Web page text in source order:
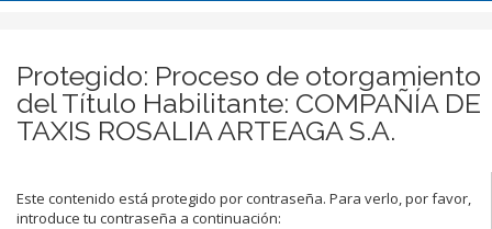
Protegido: Proceso de otorgamiento
del Título Habilitante: COMPAÑÍA DE
TAXIS ROSALIA ARTEAGA S.A.
Este contenido está protegido por contraseña. Para verlo, por favor,
introduce tu contraseña a continuación: